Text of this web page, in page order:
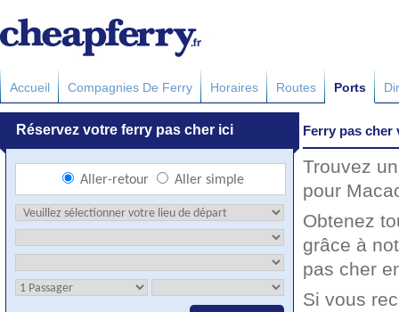
Accueil Compagnies De Ferry Horaires Routes Ports
Ferry pas cher
Trouvez
pour
Obtenez
grâce à
pas cher
Si vous